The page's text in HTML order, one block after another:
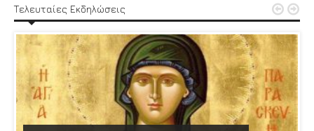
Τελευταίες Εκδηλώσεις  